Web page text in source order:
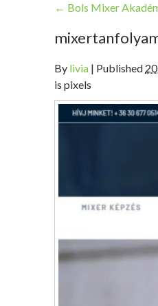
← Bols Mixer
By livia | Published
is pixels